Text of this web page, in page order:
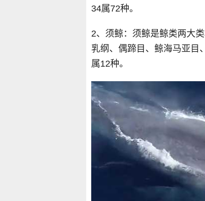
34属72种。
2、须鲸：须鲸是鲸类两大
乳纲、偶蹄目、鲸海马亚目
属12种。